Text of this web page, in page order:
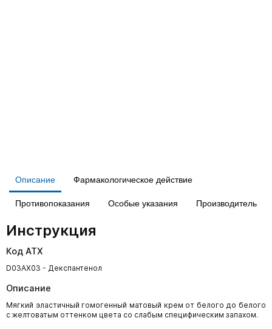
Описание Фармакологическое действие
Противопоказания Особые указания Производитель
Инструкция
Код АТХ
D03AX03 - Декспантенол
Описание
Мягкий эластичный гомогенный матовый крем от белого до белого
с желтоватым оттенком цвета со слабым специфическим запахом.